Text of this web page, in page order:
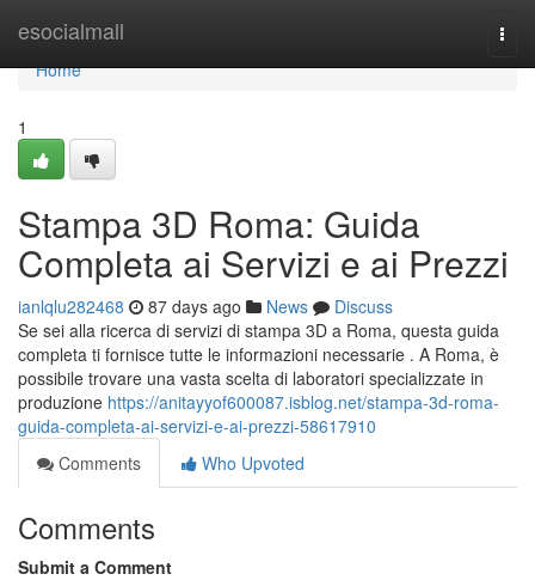
esocialmall
Home
Home
1
Stampa 3D Roma: Guida
Completa ai Servizi e ai Prezzi
ianlqlu282468 87 days ago News
Discuss
Se sei alla ricerca di servizi di stampa 3D a Roma, questa guida
completa ti fornisce tutte le informazioni necessarie . A Roma, è
possibile trovare una vasta scelta di laboratori specializzate in
produzione https://anitayyof600087.isblog.net/stampa-3d-roma-
guida-completa-ai-servizi-e-ai-prezzi-58617910
Comments
Who Upvoted
Comments
Submit a Comment